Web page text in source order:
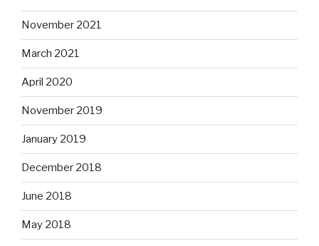
November 2021
March 2021
April 2020
November 2019
January 2019
December 2018
June 2018
May 2018